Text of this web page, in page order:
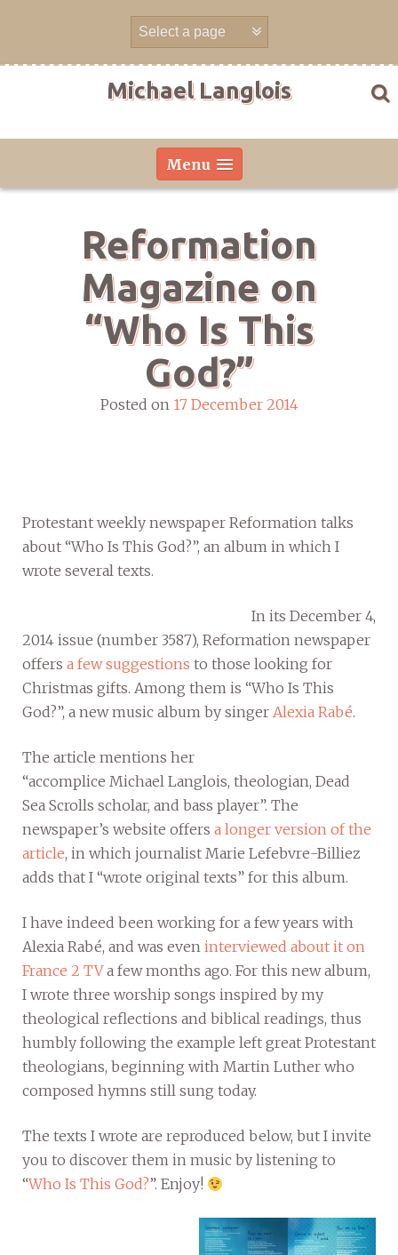
Michael Langlois
Menu
Reformation
Magazine on
“Who Is This
God?”
Posted on 17 December 2014
Protestant weekly newspaper Reformation talks
about “Who Is This God?”, an album in which I
wrote several texts.
In its December 4,
2014 issue (number 3587), Reformation newspaper
offers a few suggestions to those looking for
Christmas gifts. Among them is “Who Is This
God?”, a new music album by singer Alexia Rabé.
The article mentions her
“accomplice Michael Langlois, theologian, Dead
Sea Scrolls scholar, and bass player”. The
newspaper’s website offers a longer version of the
article, in which journalist Marie Lefebvre-Billiez
adds that I “wrote original texts” for this album.
I have indeed been working for a few years with
Alexia Rabé, and was even interviewed about it on
France 2 TVa few months ago. For this new album,
I wrote three worship songs inspired by my
theological reflections and biblical readings, thus
humbly following the example left great Protestant
theologians, beginning with Martin Luther who
composed hymns still sung today.
The texts I wrote are reproduced below, but I invite
you to discover them in music by listening to
“Who Is This God?”. Enjoy!